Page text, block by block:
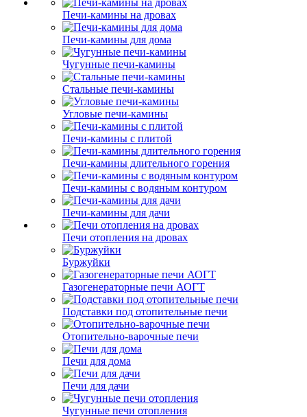
Печи-камины на дровах
Печи-камины для дома
Чугунные печи-камины
Стальные печи-камины
Угловые печи-камины
Печи-камины с плитой
Печи-камины длительного горения
Печи-камины с водяным контуром
Печи-камины для дачи
Печи отопления на дровах
Буржуйки
Газогенераторные печи АОГТ
Подставки под отопительные печи
Отопительно-варочные печи
Печи для дома
Печи для дачи
Чугунные печи отопления